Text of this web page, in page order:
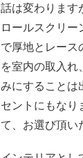
話は変わります
ロールスクリ
で厚地とレース
を室内の取入れ
みにすることは
セントにもなり
て、お選び頂い